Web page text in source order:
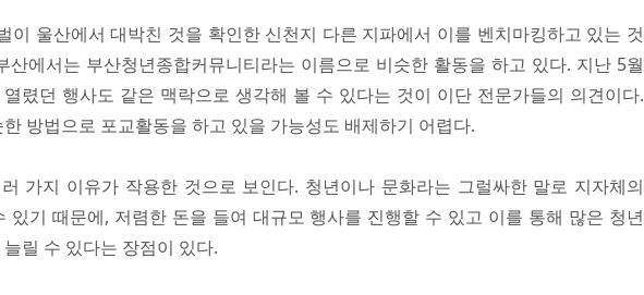
이 울산에서 대박친 것을 확인한 신천지 다른 지파에서 이를 벤치마킹하고 있는 것
산에서는 부산청년종합커뮤니티라는 이름으로 비슷한 활동을 하고 있다. 지난 5월
렸던 행사도 같은 맥락으로 생각해 볼 수 있다는 것이 이단 전문가들의 의견이다.
방법으로 포교활동을 하고 있을 가능성도 배제하기 어렵다.
가지 이유가 작용한 것으로 보인다. 청년이나 문화라는 그럴싸한 말로 지자체의
있기 때문에, 저렴한 돈을 들여 대규모 행사를 진행할 수 있고 이를 통해 많은 청년
릴 수 있다는 장점이 있다.